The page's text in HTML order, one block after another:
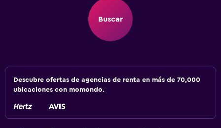
Buscar
Descubre ofertas de agencias de renta en más de 70,000
ubicaciones con momondo.